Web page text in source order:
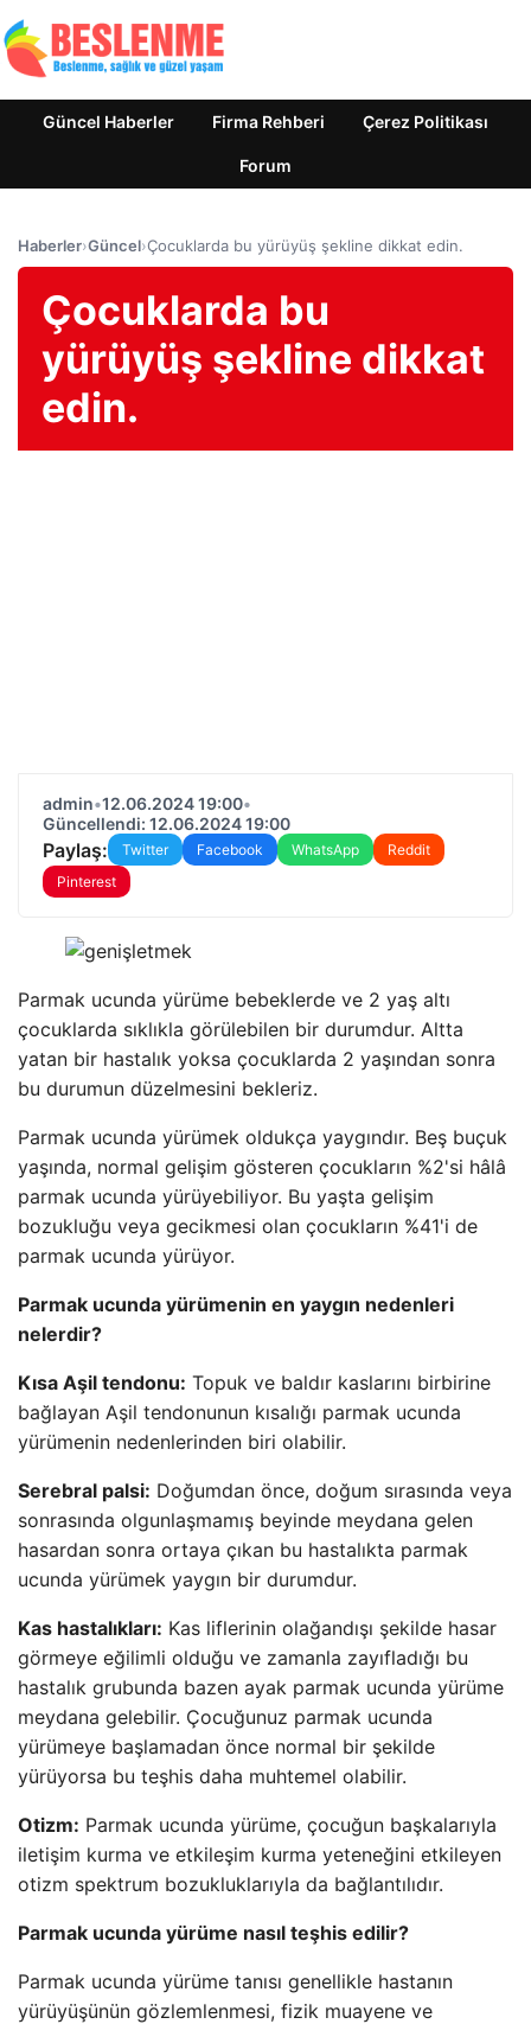
Güncel Haberler Firma Rehberi Çerez Politikası
Forum
Haberler›Güncel›Çocuklarda bu yürüyüş şekline dikkat edin.
Çocuklarda bu
yürüyüş şekline dikkat
edin.
admin•12.06.2024 19:00•
Güncellendi: 12.06.2024 19:00
Paylaş: Twitter Facebook WhatsApp
Reddit
Pinterest
Parmak ucunda yürüme bebeklerde ve 2 yaş altı
çocuklarda sıklıkla görülebilen bir durumdur. Altta
yatan bir hastalık yoksa çocuklarda 2 yaşından sonra
bu durumun düzelmesini bekleriz.
Parmak ucunda yürümek oldukça yaygındır. Beş buçuk
yaşında, normal gelişim gösteren çocukların %2'si hâlâ
parmak ucunda yürüyebiliyor. Bu yaşta gelişim
bozukluğu veya gecikmesi olan çocukların %41'i de
parmak ucunda yürüyor.
Parmak ucunda yürümenin en yaygın nedenleri
nelerdir?
Kısa Aşil tendonu: Topuk ve baldır kaslarını birbirine
bağlayan Aşil tendonunun kısalığı parmak ucunda
yürümenin nedenlerinden biri olabilir.
Serebral palsi: Doğumdan önce, doğum sırasında veya
sonrasında olgunlaşmamış beyinde meydana gelen
hasardan sonra ortaya çıkan bu hastalıkta parmak
ucunda yürümek yaygın bir durumdur.
Kas hastalıkları: Kas liflerinin olağandışı şekilde hasar
görmeye eğilimli olduğu ve zamanla zayıfladığı bu
hastalık grubunda bazen ayak parmak ucunda yürüme
meydana gelebilir. Çocuğunuz parmak ucunda
yürümeye başlamadan önce normal bir şekilde
yürüyorsa bu teşhis daha muhtemel olabilir.
Otizm: Parmak ucunda yürüme, çocuğun başkalarıyla
iletişim kurma ve etkileşim kurma yeteneğini etkileyen
otizm spektrum bozukluklarıyla da bağlantılıdır.
Parmak ucunda yürüme nasıl teşhis edilir?
Parmak ucunda yürüme tanısı genellikle hastanın
yürüyüşünün gözlemlenmesi, fizik muayene ve